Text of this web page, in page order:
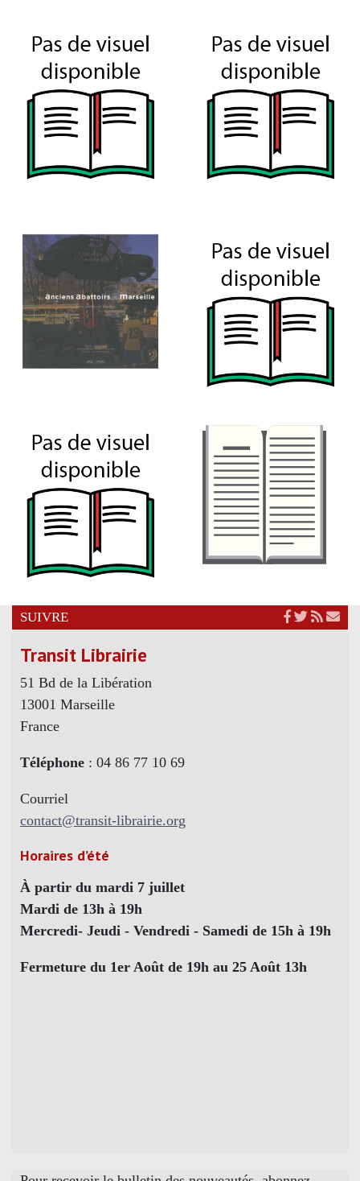
SUIVRE
Transit Librairie
51 Bd de la Libération
13001 Marseille
France
Téléphone : 04 86 77 10 69
Courriel
contact@transit-librairie.org
Horaires d’été
À partir du mardi 7 juillet
Mardi de 13h à 19h
Mercredi- Jeudi - Vendredi - Samedi de 15h à 19h
Fermeture du 1er Août de 19h au 25 Août 13h